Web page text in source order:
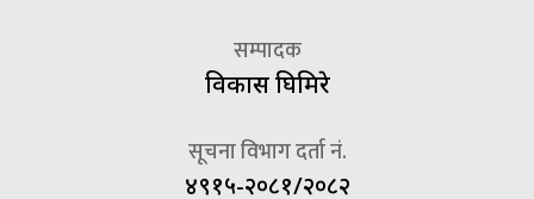
सम्पादक
विकास घिमिरे
सूचना विभाग दर्ता नं.
४९१५-२०८१/२०८२